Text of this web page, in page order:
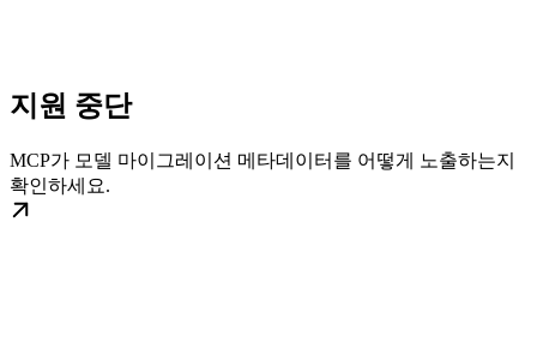
지원 중단
MCP가 모델 마이그레이션 메타데이터를 어떻게 노출하는지
확인하세요.